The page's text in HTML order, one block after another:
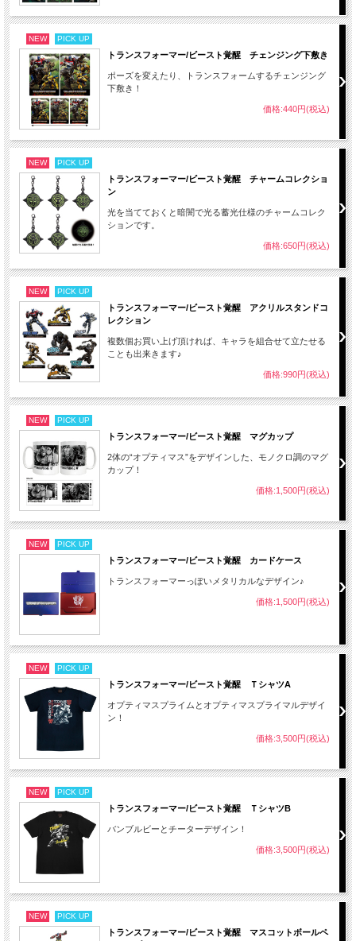
NEW PICK UP
トランスフォーマー/ビースト覚醒 チェンジング下敷き
ポーズを変えたり、トランスフォームするチェンジング
下敷き！
価格:440円(税込)
NEW PICK UP
トランスフォーマー/ビースト覚醒 チャームコレクショ
ン
光を当てておくと暗闇で光る蓄光仕様のチャームコレク
ションです。
価格:650円(税込)
NEW PICK UP
トランスフォーマー/ビースト覚醒 アクリルスタンドコ
レクション
複数個お買い上げ頂ければ、キャラを組合せて立たせる
ことも出来きます♪
価格:990円(税込)
NEW PICK UP
トランスフォーマー/ビースト覚醒 マグカップ
2体の“オプティマス”をデザインした、モノクロ調のマグ
カップ！
価格:1,500円(税込)
NEW PICK UP
トランスフォーマー/ビースト覚醒 カードケース
トランスフォーマーっぽいメタリカルなデザイン♪
価格:1,500円(税込)
NEW PICK UP
トランスフォーマー/ビースト覚醒 ＴシャツA
オプティマスプライムとオプティマスプライマルデザイ
ン！
価格:3,500円(税込)
NEW PICK UP
トランスフォーマー/ビースト覚醒 ＴシャツB
バンブルビーとチーターデザイン！
価格:3,500円(税込)
NEW PICK UP
トランスフォーマー/ビースト覚醒 マスコットボールペ